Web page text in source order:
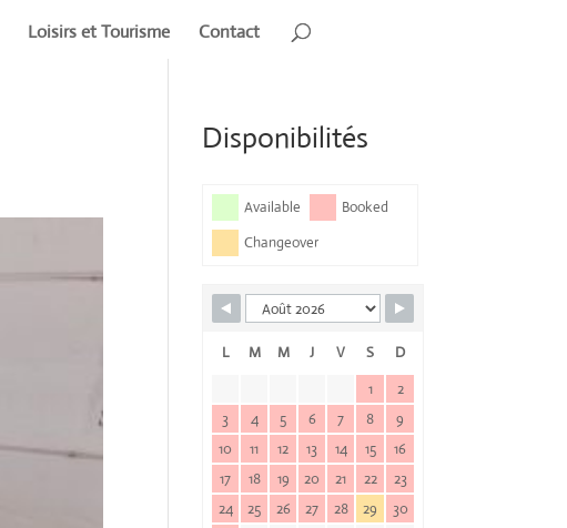
Loisirs et Tourisme Contact
Disponibilités
Available
Booked
Changeover
L M M J V S
D
1
2
3
4 5 6 7 8
9
10
11 12 13 14 15
16
17
18 19 20 21 22
23
24
25 26 27 28 29
30